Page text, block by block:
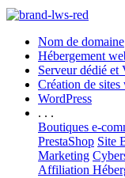
Nom de domaine
Hébergement
Serveur dédié et
Création de sites
WordPress
. . .
Boutiques e-
PrestaShop Site
Marketing
Affiliation